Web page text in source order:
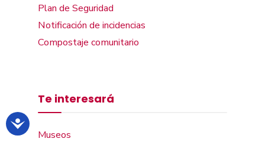
Plan de Seguridad
Notificación de incidencias
Compostaje comunitario
Te interesará
Museos